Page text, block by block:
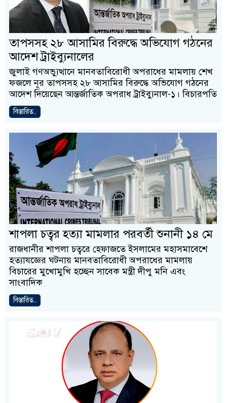
তাপসসহ ২৮ আসামির বিরুদ্ধে অভিযোগ গঠনের
আদেশ ট্রাইব্যুনালের
জুলাই গণঅভ্যুত্থানে মানবতাবিরোধী অপরাধের মামলায় শেখ
ফজলে নূর তাপসসহ ২৮ আসামির বিরুদ্ধে অভিযোগ গঠনের
আদেশ দিয়েছেন আন্তর্জাতিক অপরাধ ট্রাইব্যুনাল-১। বিচারপতি
বিস্তারিত..
শাপলা চত্বর হত্যা মামলার পরবর্তী শুনানী ১৪ মে
রাজধানীর শাপলা চত্বরে হেফাজতে ইসলামের মহাসমাবেশে
হত্যাযজ্ঞের ঘটনায় মানবতাবিরোধী অপরাধের মামলায়
বিচারের মুখোমুখি হচ্ছেন সাবেক মন্ত্রী দীপু মনি এবং
সাংবাদিক
বিস্তারিত..